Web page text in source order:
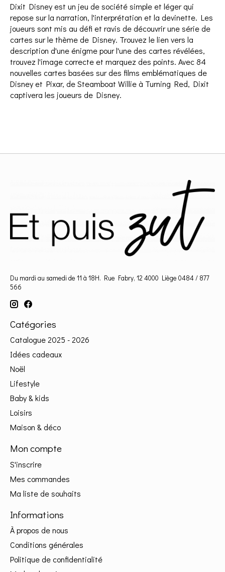
Dixit Disney est un jeu de société simple et léger qui
repose sur la narration, l'interprétation et la devinette. Les
joueurs sont mis au défi et ravis de découvrir une série de
cartes sur le thème de Disney. Trouvez le lien vers la
description d'une énigme pour l'une des cartes révélées,
trouvez l'image correcte et marquez des points. Avec 84
nouvelles cartes basées sur des films emblématiques de
Disney et Pixar, de Steamboat Willie à Turning Red, Dixit
captivera les joueurs de Disney.
Du mardi au samedi de 11 à 18H. Rue Fabry, 12 4000 Liège 0484 / 877
566
Catégories
Catalogue 2025 - 2026
Idées cadeaux
Noël
Lifestyle
Baby & kids
Loisirs
Maison & déco
Mon compte
S'inscrire
Mes commandes
Ma liste de souhaits
Informations
À propos de nous
Conditions générales
Politique de confidentialité